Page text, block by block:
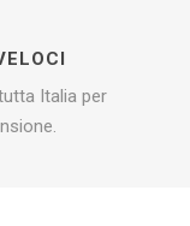
Italia per